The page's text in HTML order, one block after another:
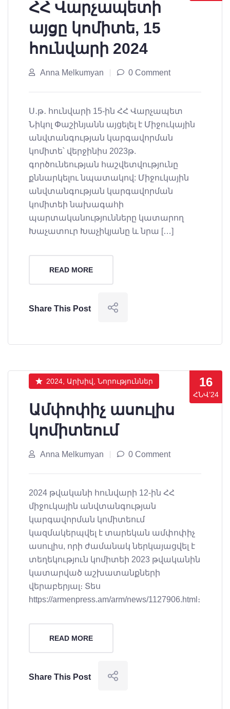
ՀՀ Վարչապետի
այցը կոմիտե, 15
հունվարի 2024
Anna Melkumyan 0 Comment
Ս․թ․ հունվարի 15-ին ՀՀ Վարչապետ
Նիկոլ Փաշինյանն այցելել է Միջուկային
անվտանգության կարգավորման
կոմիտե՝ վերջինիս 2023թ.
գործունեության հաշվետվությունը
քննարկելու նպատակով: Միջուկային
անվտանգության կարգավորման
կոմիտեի նախագահի
պարտականությունները կատարող
Խաչատուր Խաչիկյանը և նրա […]
READ MORE
Share This Post
16
ՀՆՎ’24
2024, Արխիվ, Նորություններ
Ամփոփիչ ասուլիս
կոմիտեում
Anna Melkumyan 0 Comment
2024 թվականի հունվարի 12-ին ՀՀ
միջուկային անվտանգության
կարգավորման կոմիտեում
կազմակերպվել է տարեկան ամփոփիչ
ասուլիս, որի ժամանակ ներկայացվել է
տեղեկություն կոմիտեի 2023 թվականին
կատարված աշխատանքների
վերաբերյալ։ Տես
https://armenpress.am/arm/news/1127906.html։
READ MORE
Share This Post